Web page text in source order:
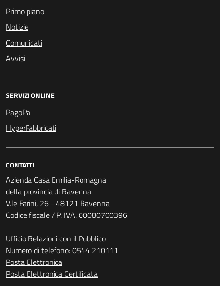
Primo piano
Notizie
Comunicati
Avvisi
SERVIZI ONLINE
PagoPa
HyperFabbricati
CONTATTI
Azienda Casa Emilia-Romagna
della provincia di Ravenna
V.le Farini, 26 - 48121 Ravenna
Codice fiscale / P. IVA: 00080700396
Ufficio Relazioni con il Pubblico
Numero di telefono:0544 210111
Posta Elettronica
Posta Elettronica Certificata